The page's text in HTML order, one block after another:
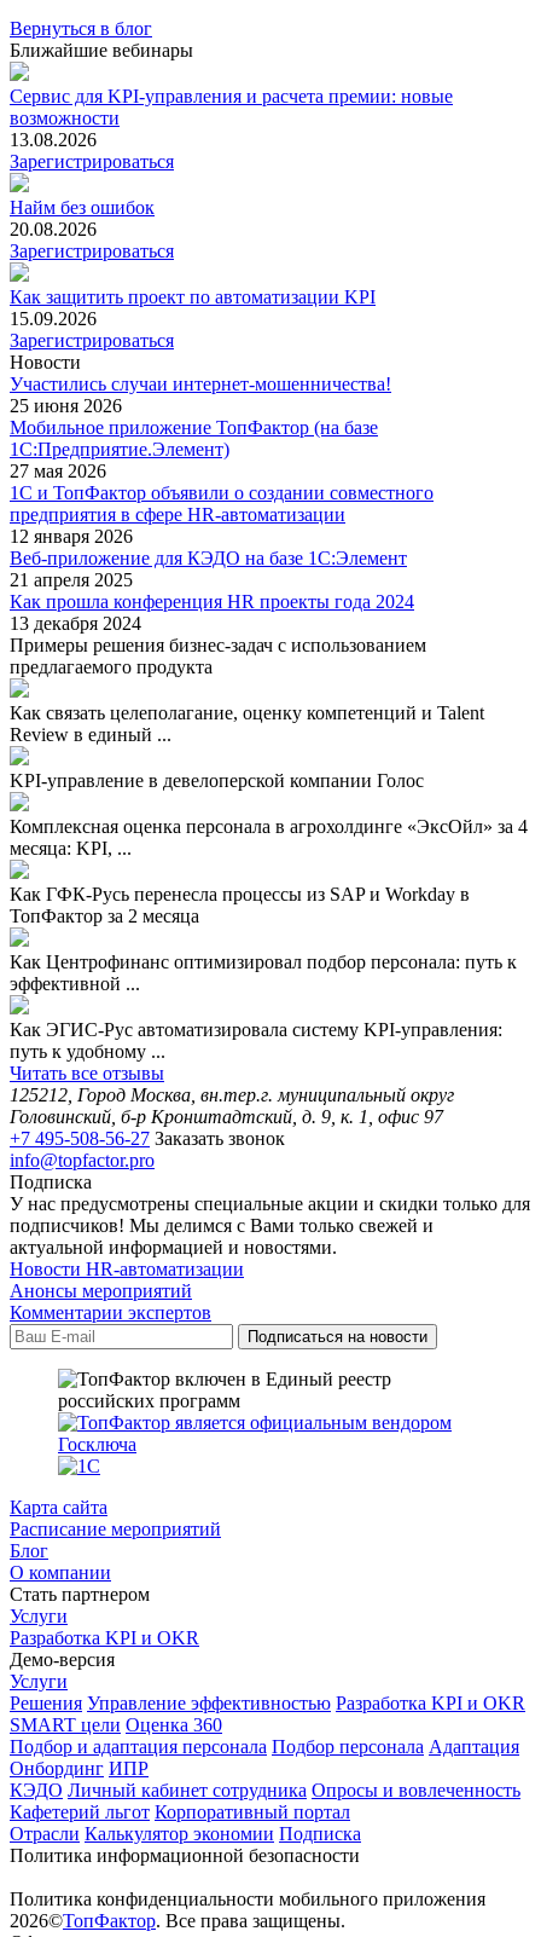
Вернуться в блог
Ближайшие вебинары
Сервис для KPI-управления и расчета премии: новые
возможности
13.08.2026
Зарегистрироваться
Найм без ошибок
20.08.2026
Зарегистрироваться
Как защитить проект по автоматизации KPI
15.09.2026
Зарегистрироваться
Новости
Участились случаи интернет-мошенничества!
25 июня 2026
Мобильное приложение ТопФактор (на базе
1С:Предприятие.Элемент)
27 мая 2026
1С и ТопФактор объявили о создании совместного
предприятия в сфере HR-автоматизации
12 января 2026
Веб-приложение для КЭДО на базе 1С:Элемент
21 апреля 2025
Как прошла конференция HR проекты года 2024
13 декабря 2024
Примеры решения бизнес-задач с использованием
предлагаемого продукта
Как связать целеполагание, оценку компетенций и Talent
Review в единый ...
KPI-управление в девелоперской компании Голос
Комплексная оценка персонала в агрохолдинге «ЭксОйл» за 4
месяца: KPI, ...
Как ГФК-Русь перенесла процессы из SAP и Workday в
ТопФактор за 2 месяца
Как Центрофинанс оптимизировал подбор персонала: путь к
эффективной ...
Как ЭГИС-Рус автоматизировала систему KPI-управления:
путь к удобному ...
Читать все отзывы
125212, Город Москва, вн.тер.г. муниципальный округ
Головинский, б-р Кронштадтский, д. 9, к. 1, офис 97
+7 495-508-56-27 Заказать звонок
info@topfactor.pro
Подписка
У нас предусмотрены специальные акции и скидки только для
подписчиков! Мы делимся с Вами только свежей и
актуальной информацией и новостями.
Новости HR-автоматизации
Анонсы мероприятий
Комментарии экспертов
Карта сайта
Расписание мероприятий
Блог
О компании
Стать партнером
Услуги
Разработка KPI и OKR
Демо-версия
Услуги
Решения Управление эффективностью Разработка KPI и OKR
SMART цели Оценка 360
Подбор и адаптация персонала Подбор персонала Адаптация
Онбординг ИПР
КЭДО Личный кабинет сотрудника Опросы и вовлеченность
Кафетерий льгот Корпоративный портал
Отрасли Калькулятор экономии Подписка
Политика информационной безопасности
Политика конфиденциальности мобильного приложения
2026©ТопФактор. Все права защищены.